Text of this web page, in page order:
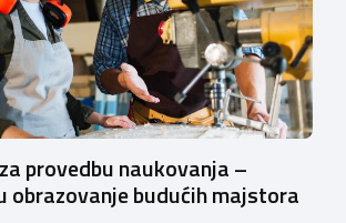
provedbu naukovanja –
obrazovanje budućih majstora